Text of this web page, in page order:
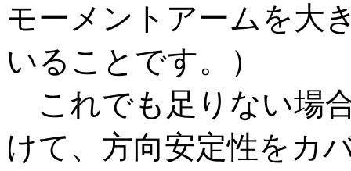
モーメントアームを大
いることです。）
これでも足りない場
けて、方向安定性をカ